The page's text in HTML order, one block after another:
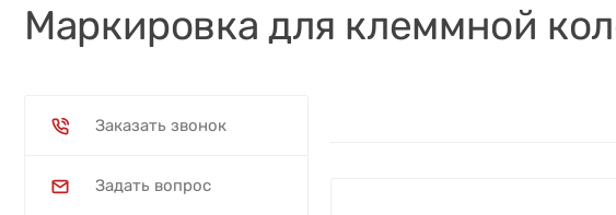
Маркировка для клеммной
Заказать звонок
Задать вопрос